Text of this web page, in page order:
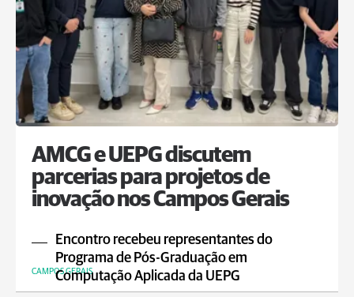
AMCG e UEPG discutem
parcerias para projetos de
inovação nos Campos Gerais
Encontro recebeu representantes do
Programa de Pós-Graduação em
Computação Aplicada da UEPG
CAMPOS GERAIS